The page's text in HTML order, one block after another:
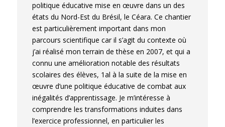
politique éducative mise en œuvre dans un des
états du Nord-Est du Brésil, le Céara. Ce chantier
est particulièrement important dans mon
parcours scientifique car il s’agit du contexte où
j’ai réalisé mon terrain de thèse en 2007, et qui a
connu une amélioration notable des résultats
scolaires des élèves, 1al à la suite de la mise en
œuvre d’une politique éducative de combat aux
inégalités d’apprentissage. Je m’intéresse à
comprendre les transformations induites dans
l’exercice professionnel, en particulier les